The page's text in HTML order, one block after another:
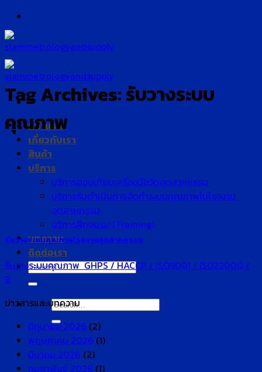
Skip
to
content
หน้าแรก
เกี่ยวกับเรา
สินค้า
บริการ
บริการสอบเทียบเครื่องมือวัดอุตสาหกรรม
บริการรับดำเนินการจัดทำระบบคุณภาพในโรงงาน
อุตสาหกรรม
บริการฝึกอบรม (Training)
บทความ
ติดต่อเรา
Search
for:
Search
for:
Tag Archives:รับวางระบบ
คุณภาพ
รับวางระบบคุณภาพโรงงานอุตสาหกรรม
รับวางระบบคุณภาพ GHPS / HACCP / ISO9001 / ISO22000 /
B
ข่าวสารและบทความ
มิถุนายน 2026 (2)
พฤษภาคม 2026 (1)
มีนาคม 2026 (2)
กุมภาพันธ์ 2026 (1)